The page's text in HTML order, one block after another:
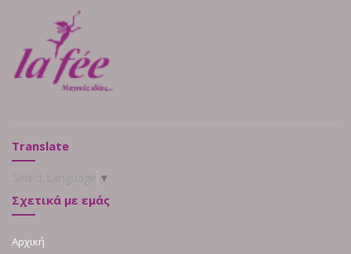
Translate
▼
Σχετικά με εμάς
Αρχική